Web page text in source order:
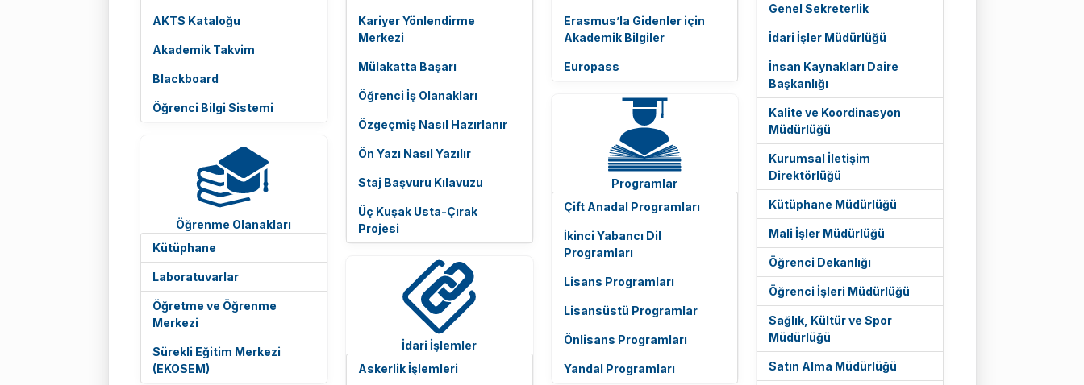
AKTS Kataloğu
Akademik Takvim
Blackboard
Öğrenci Bilgi Sistemi
Öğrenme Olanakları
Kütüphane
Laboratuvarlar
Öğretme ve Öğrenme
Merkezi
Sürekli Eğitim Merkezi
(EKOSEM)
Kariyer Yönlendirme
Merkezi
Mülakatta Başarı
Öğrenci İş Olanakları
Özgeçmiş Nasıl Hazırlanır
Ön Yazı Nasıl Yazılır
Staj Başvuru Kılavuzu
Üç Kuşak Usta-Çırak
Projesi
İdari İşlemler
Askerlik İşlemleri
Erasmus’la Gidenler için
Akademik Bilgiler
Europass
Programlar
Çift Anadal Programları
İkinci Yabancı Dil
Programları
Lisans Programları
Lisansüstü Programlar
Önlisans Programları
Yandal Programları
Genel Sekreterlik
İdari İşler Müdürlüğü
İnsan Kaynakları Daire
Başkanlığı
Kalite ve Koordinasyon
Müdürlüğü
Kurumsal İletişim
Direktörlüğü
Kütüphane Müdürlüğü
Mali İşler Müdürlüğü
Öğrenci Dekanlığı
Öğrenci İşleri Müdürlüğü
Sağlık, Kültür ve Spor
Müdürlüğü
Satın Alma Müdürlüğü